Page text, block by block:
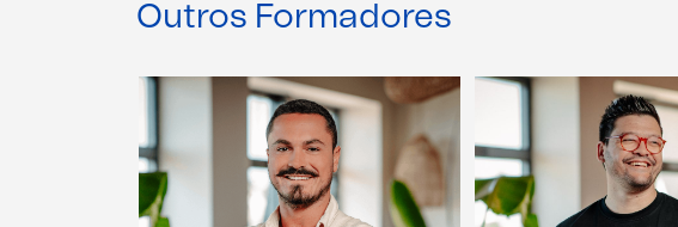
Outros Formadores